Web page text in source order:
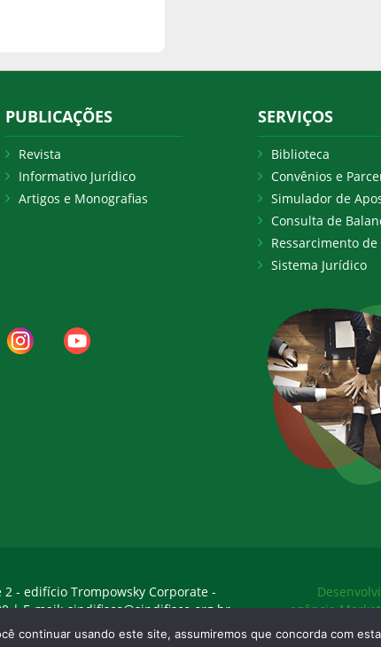
PUBLICAÇÕES
Revista
Informativo Jurídico
Artigos e Monografias
SERVIÇOS
Biblioteca
Convênios e
Simulador de
Consulta de
Ressarcimento
Sistema Jurídico
2 - edifício Trompowsky Corporate -
|E-mail:sindifisco@sindifisco.org.br
agência
continuar usando este site, assumiremos que concorda com